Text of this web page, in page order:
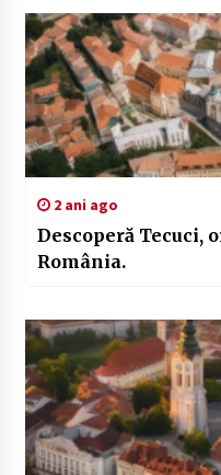
2 ani ago
Descoperă Tecuci,
România.